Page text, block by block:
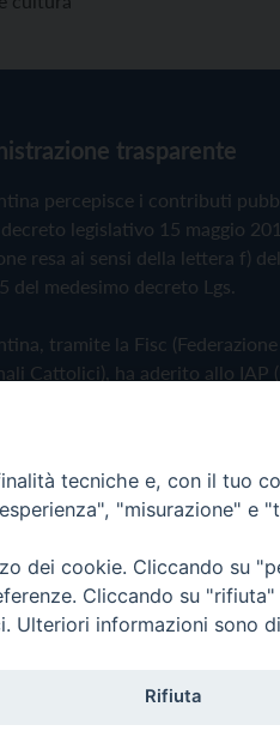
trasparente
percepisce i contributi
legislativo 15 maggio
resa ai sensi della lettera f)
del medesimo decreto Lgs.
tramite la Fisc
Cattolici), ha aderito allo IAP
Policy Cookie Policy
tecniche e, con il tuo
"misurazione" e
dei cookie. Cliccando su
Cliccando su
Ulteriori informazioni sono
Rifiuta